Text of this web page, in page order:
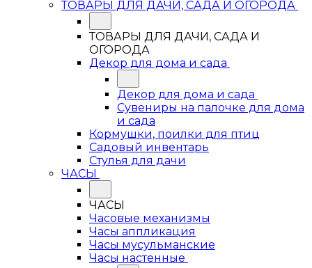
ТОВАРЫ ДЛЯ ДАЧИ, САДА И ОГОРОДА
ТОВАРЫ ДЛЯ ДАЧИ, САДА И
ОГОРОДА
Декор для дома и сада
Декор для дома и сада
Сувениры на палочке для дома
и сада
Кормушки, поилки для птиц
Садовый инвентарь
Стулья для дачи
ЧАСЫ
ЧАСЫ
Часовые механизмы
Часы аппликация
Часы мусульманские
Часы настенные